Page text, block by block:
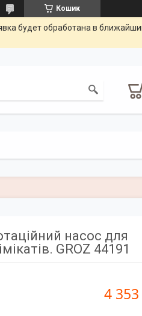
Кошик
будет обработана в
насос для
GROZ 44191
4